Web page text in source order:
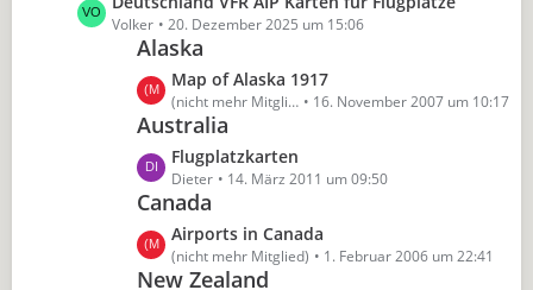
t
r
ä
g
e
e
e
Volker 20. Dezember 2025 um 15:06
Alaska
L
e
t
z
t
e
e
i
Map of Alaska 1917
(nicht mehr Mitglied) 16. November 2007 um 10:17
Australia
L
e
t
z
t
e
Flugplatzkarten
Dieter 14. März 2011 um 09:50
Canada
L
e
t
Airports in Canada
(nicht mehr Mitglied) 1. Februar 2006 um 22:41
New Zealand